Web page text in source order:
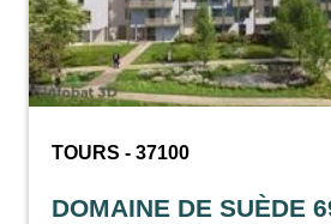
TOURS - 37100
DOMAINE DE SUÈDE